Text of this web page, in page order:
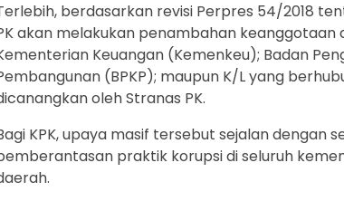
berdasarkan revisi Perpres 54/2018
akan melakukan penambahan keanggotaan
Keuangan (Kemenkeu); Badan
(BPKP); maupun K/L yang
oleh Stranas PK.
KPK, upaya masif tersebut sejalan dengan
praktik korupsi di seluruh